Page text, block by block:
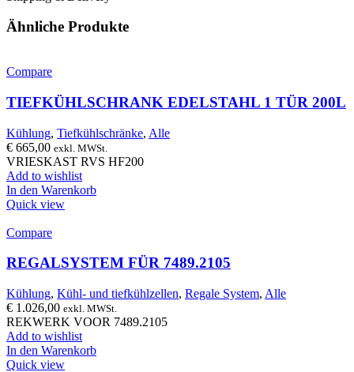
Ähnliche Produkte
Compare
TIEFKÜHLSCHRANK EDELSTAHL 1 TÜR 200L
Kühlung, Tiefkühlschränke, Alle
€ 665,00 exkl. MWSt.
VRIESKAST RVS HF200
Add to wishlist
In den Warenkorb
Quick view
Compare
REGALSYSTEM FÜR 7489.2105
Kühlung, Kühl- und tiefkühlzellen, Regale System, Alle
€ 1.026,00 exkl. MWSt.
REKWERK VOOR 7489.2105
Add to wishlist
In den Warenkorb
Quick view